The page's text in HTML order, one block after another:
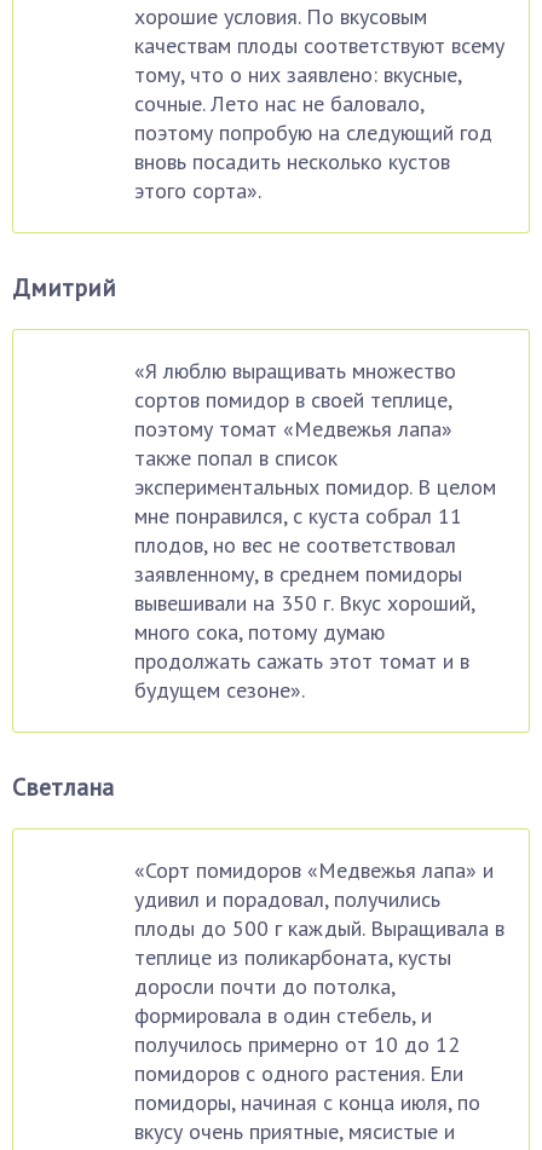
хорошие условия. По вкусовым
качествам плоды соответствуют всему
тому, что о них заявлено: вкусные,
сочные. Лето нас не баловало,
поэтому попробую на следующий год
вновь посадить несколько кустов
этого сорта».
Дмитрий
«Я люблю выращивать множество
сортов помидор в своей теплице,
поэтому томат «Медвежья лапа»
также попал в список
экспериментальных помидор. В целом
мне понравился, с куста собрал 11
плодов, но вес не соответствовал
заявленному, в среднем помидоры
вывешивали на 350 г. Вкус хороший,
много сока, потому думаю
продолжать сажать этот томат и в
будущем сезоне».
Светлана
«Сорт помидоров «Медвежья лапа» и
удивил и порадовал, получились
плоды до 500 г каждый. Выращивала в
теплице из поликарбоната, кусты
доросли почти до потолка,
формировала в один стебель, и
получилось примерно от 10 до 12
помидоров с одного растения. Ели
помидоры, начиная с конца июля, по
вкусу очень приятные, мясистые и